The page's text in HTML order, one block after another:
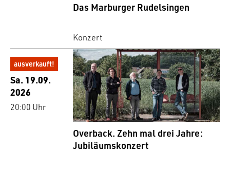
Das Marburger Rudelsingen
Konzert
ausverkauft!
Sa. 19.09.
2026
20:00 Uhr
Overback. Zehn mal drei Jahre:
Jubiläumskonzert